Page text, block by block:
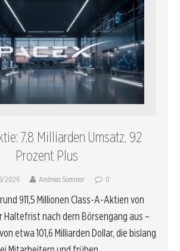
7,8 Milliarden Umsatz, 92
Prozent Plus
2026 Andreas Sommer 0
911,5 Millionen Class-A-Aktien von
Haltefrist nach dem Börsengang aus –
etwa 101,6 Milliarden Dollar, die bislang